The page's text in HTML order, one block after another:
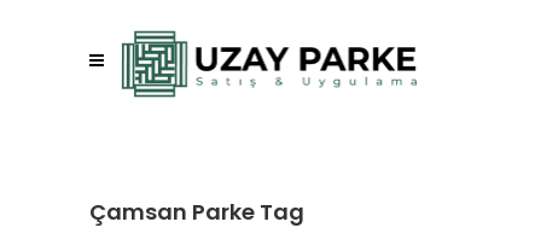
Çamsan Parke Tag